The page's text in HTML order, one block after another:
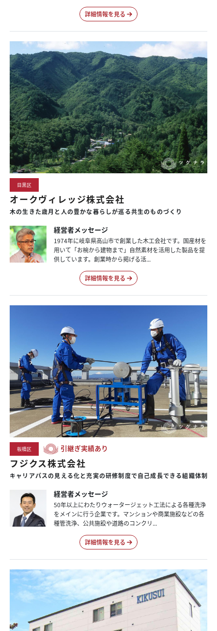
詳細情報を見る
目黒区
オークヴィレッジ株式会社
木の生きた歳月と人の豊かな暮らしが巡る共生のものづくり
経営者メッセージ
1974年に岐阜県高山市で創業した木工会社です。国産材を
用いて「お椀から建物まで」自然素材を活用した製品を提
供しています。創業時から掲げる活...
詳細情報を見る
板橋区 引継ぎ実績あり
フジクス株式会社
キャリアパスの見える化と充実の研修制度で自己成長できる組織体制
経営者メッセージ
50年以上にわたりウォータージェット工法による各種洗浄
をメインに行う企業です。マンションや商業施設などの各
種管洗浄、公共施設や道路のコンクリ...
詳細情報を見る